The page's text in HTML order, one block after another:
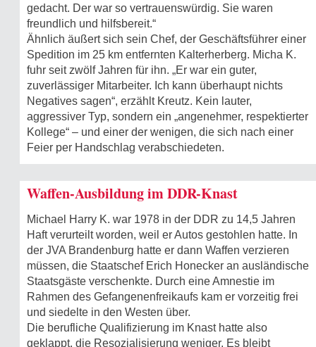
gedacht. Der war so vertrauenswürdig. Sie waren
freundlich und hilfsbereit.“
Ähnlich äußert sich sein Chef, der Geschäftsführer einer
Spedition im 25 km entfernten Kalterherberg. Micha K.
fuhr seit zwölf Jahren für ihn. „Er war ein guter,
zuverlässiger Mitarbeiter. Ich kann überhaupt nichts
Negatives sagen“, erzählt Kreutz. Kein lauter,
aggressiver Typ, sondern ein „angenehmer, respektierter
Kollege“ – und einer der wenigen, die sich nach einer
Feier per Handschlag verabschiedeten.
Waffen-Ausbildung im DDR-Knast
Michael Harry K. war 1978 in der DDR zu 14,5 Jahren
Haft verurteilt worden, weil er Autos gestohlen hatte. In
der JVA Brandenburg hatte er dann Waffen verzieren
müssen, die Staatschef Erich Honecker an ausländische
Staatsgäste verschenkte. Durch eine Amnestie im
Rahmen des Gefangenenfreikaufs kam er vorzeitig frei
und siedelte in den Westen über.
Die berufliche Qualifizierung im Knast hatte also
geklappt, die Resozialisierung weniger. Es bleibt